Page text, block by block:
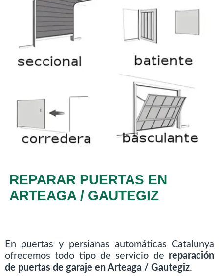
REPARAR PUERTAS EN
ARTEAGA / GAUTEGIZ
En puertas y persianas automáticas Catalunya
ofrecemos todo tipo de servicio de reparación
de puertas de garaje en Arteaga / Gautegiz.